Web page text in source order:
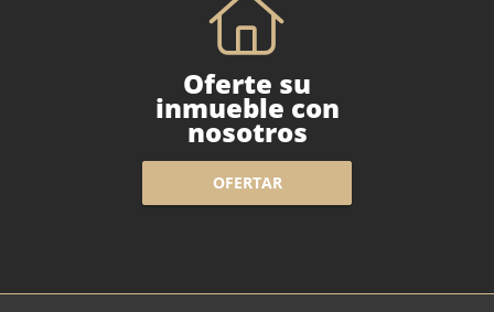
Oferte su
inmueble con
nosotros
OFERTAR